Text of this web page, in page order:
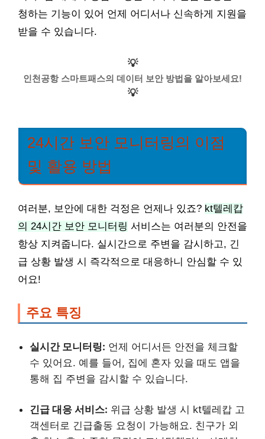
청하는 기능이 있어 언제 어디서나 신속하게 지원을
받을 수 있습니다.
💡
인천공항 스마트패스의 데이터 보안 방법을 알아보세요!
💡
24시간 보안 모니터링의 이점
및 활용 방법
여러분, 보안에 대한 걱정은 언제나 있죠? kt텔레캅
의 24시간 보안 모니터링 서비스는 여러분의 안전을
항상 지켜줍니다. 실시간으로 주변을 감시하고, 긴
급 상황 발생 시 즉각적으로 대응하니 안심할 수 있
어요!
주요 특징
실시간 모니터링: 언제 어디서든 안전을 체크할
수 있어요. 예를 들어, 집에 혼자 있을 때도 앱을
통해 집 주변을 감시할 수 있습니다.
긴급 대응 서비스: 위급 상황 발생 시 kt텔레캅 고
객센터로 긴급출동 요청이 가능해요. 친구가 외